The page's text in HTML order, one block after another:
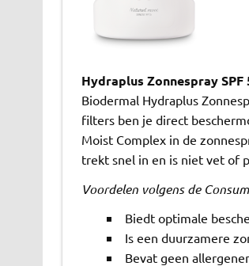
Hydraplus Zonnespray SPF
Biodermal Hydraplus
filters ben je direct
Moist Complex in de
trekt snel in en is niet vet of
Voordelen volgens de
Biedt optimale
Is een duurzamere
Bevat geen